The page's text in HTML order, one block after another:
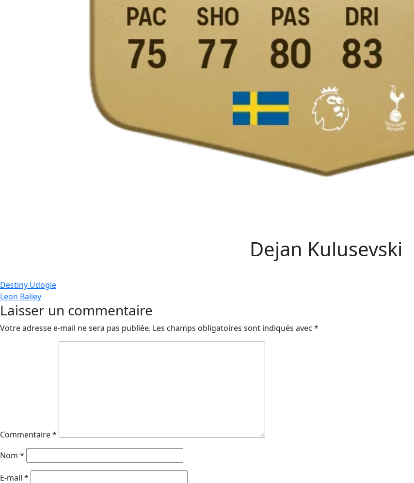
Dejan Kulusevski
Navigation
de
l’article
Destiny Udogie
Leon Bailey
Laisser un commentaire
Votre adresse e-mail ne sera pas publiée. Les champs obligatoires sont indiqués avec *
Commentaire*
Nom *
E-mail *